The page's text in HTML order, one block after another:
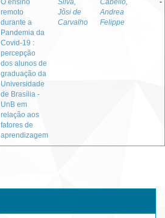
O ensino
remoto
durante a
Pandemia da
Covid-19 :
percepção
dos alunos de
graduação da
Universidade
de Brasília -
UnB em
relação aos
fatores de
aprendizagem
Silva,
Jôsi de
Carvalho
Cabello,
Andrea
Felippe
-